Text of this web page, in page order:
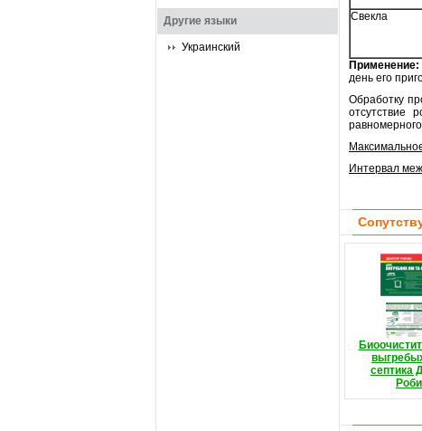
Другие языки
Украинский
Свекла
Применение:
день его
Обработку
отсутствие
Интервал
септика